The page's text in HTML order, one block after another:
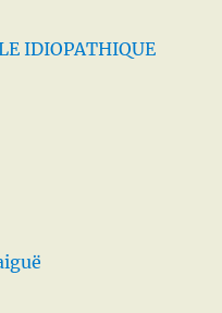
IDIOPATHIQUE